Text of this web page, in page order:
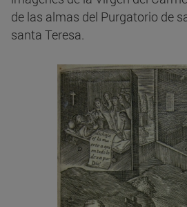
de las almas del Purgatorio de
santa Teresa.